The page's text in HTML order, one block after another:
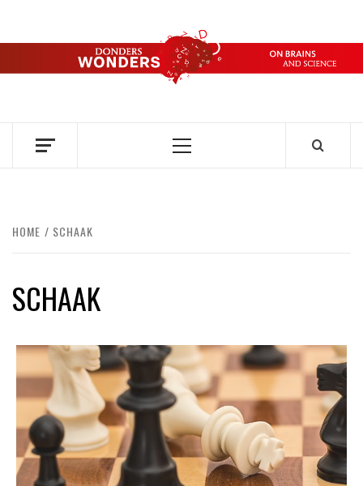
de
DONDERS
OVER HERSENEN EN WETENSCHAP // ON BRAINS AND
Primair
HOME SCHAAK
SCHAAK